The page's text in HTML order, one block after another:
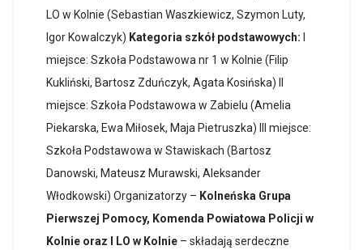
LO w Kolnie (Sebastian Waszkiewicz, Szymon Luty,
Igor Kowalczyk) Kategoria szkół podstawowych:
miejsce: Szkoła Podstawowa nr 1 w Kolnie (Filip
Kukliński, Bartosz Zduńczyk, Agata Kosińska) II
miejsce: Szkoła Podstawowa w Zabielu (Amelia
Piekarska, Ewa Miłosek, Maja Pietruszka) III miejsce:
Szkoła Podstawowa w Stawiskach (Bartosz
Danowski, Mateusz Murawski, Aleksander
Włodkowski) Organizatorzy – Kolneńska Grupa
Pierwszej Pomocy, Komenda Powiatowa Policji w
Kolnie oraz I LO w Kolnie – składają serdeczne